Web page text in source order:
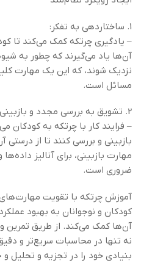
1. ساختاردهی به تفکر:
– یادگیری چرتکه کمک می‌کند تا
آن‌ها یاد می‌گیرند که چطور به
نزدیک شوند، که این یک مهارت
مسائل است.
2. تشویق به بررسی مجدد و بازبینی:
– فرایند کار با چرتکه به کودکان
بازبینی و بررسی کنند تا از
مهارت بازبینی، برای آنالیز
ضروری است.
آموزش چرتکه با تقویت مهارت‌های
کودکان و نوجوانان به بهبود
آن‌ها کمک می‌کند. از طریق تمرین و
نه تنها در محاسبات سریع‌تر و
بنیادی خود را در تجزیه و تحلیل